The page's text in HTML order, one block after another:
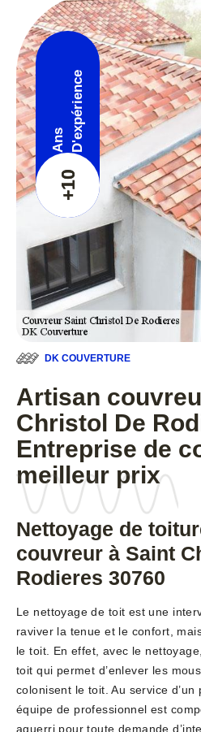
+10
Ans D'expérience
DK COUVERTURE
Artisan
Christol De
Entreprise de
meilleur prix
Nettoyage de
couvreur à Saint
Rodieres 30760
Le nettoyage de toit est une
raviver la tenue et le confort,
le toit. En effet, avec le
toit qui permet d’enlever les
colonisent le toit. Au service
équipe de professionnel est
aguerri pour toute demande